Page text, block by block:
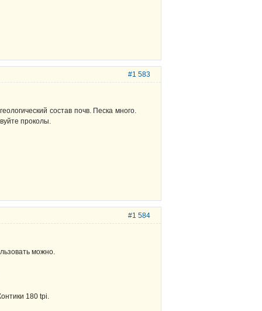
#1 583
состав почв. Песка много.
проколы.
#1 584
можно.
180 tpi.